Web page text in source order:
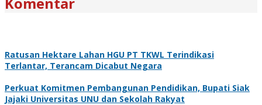
Ratusan Hektare Lahan HGU PT TKWL Terindikasi
Terlantar, Terancam Dicabut Negara
Perkuat Komitmen Pembangunan Pendidikan, Bupati Siak
Jajaki Universitas UNU dan Sekolah Rakyat